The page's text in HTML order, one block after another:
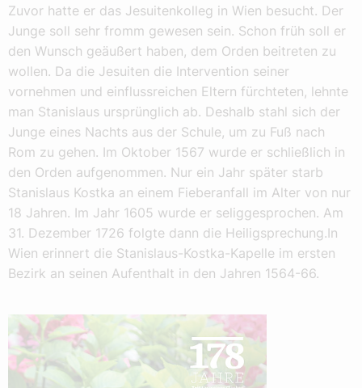
Zuvor hatte er das Jesuitenkolleg in Wien besucht. Der
Junge soll sehr fromm gewesen sein. Schon früh soll er
den Wunsch geäußert haben, dem Orden beitreten zu
wollen. Da die Jesuiten die Intervention seiner
vornehmen und einflussreichen Eltern fürchteten, lehnte
man Stanislaus ursprünglich ab. Deshalb stahl sich der
Junge eines Nachts aus der Schule, um zu Fuß nach
Rom zu gehen. Im Oktober 1567 wurde er schließlich in
den Orden aufgenommen. Nur ein Jahr später starb
Stanislaus Kostka an einem Fieberanfall im Alter von nur
18 Jahren. Im Jahr 1605 wurde er seliggesprochen. Am
31. Dezember 1726 folgte dann die Heiligsprechung.In
Wien erinnert die Stanislaus-Kostka-Kapelle im ersten
Bezirk an seinen Aufenthalt in den Jahren 1564-66.